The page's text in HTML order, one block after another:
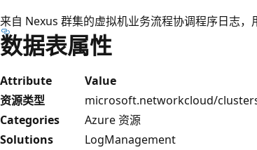
来自 Nexus 群集的虚拟机业务流程协调程序日志，
数据表属性
Attribute
Value
资源类型
microsoft.networkcloud/
Categories
Azure 资源
Solutions
LogManagement